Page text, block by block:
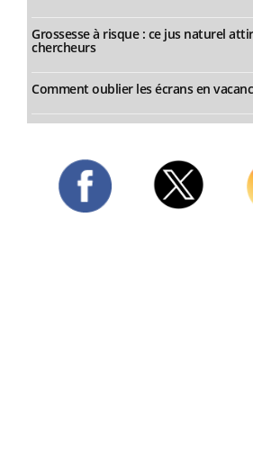
Grossesse à risque : ce jus naturel
chercheurs
Comment oublier les écrans en